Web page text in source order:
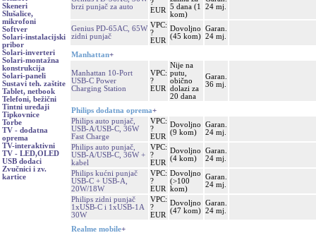
Skeneri
Slušalice,
mikrofoni
Softver
Solari-instalacijski
pribor
Solari-inverteri
Solari-montažna
konstrukcija
Solari-paneli
Sustavi teh. zaštite
Tablet, netbook
Telefoni, bežični
Tintni uređaji
Tipkovnice
Torbe
TV - dodatna
oprema
TV-interaktivni
TV - LED,OLED
USB dodaci
Zvučnici i zv.
kartice
brzi punjač za auto
?
EUR
5 dana (1
kom)
24 mj.
Genius PD-65AC, 65W
zidni punjač
VPC:
?
EUR
Dovoljno
(45 kom)
Garan.
24 mj.
Manhattan+
Manhattan 10-Port
USB-C Power
Charging Station
VPC:
?
EUR
Nije na
putu,
obično
dolazi za
20 dana
Garan.
36 mj.
Philips dodatna oprema+
Philips auto punjač,
USB-A/USB-C, 36W
Fast Charge
VPC:
?
EUR
Dovoljno
(9 kom)
Garan.
24 mj.
Philips auto punjač,
USB-A/USB-C, 36W +
kabel
VPC:
?
EUR
Dovoljno
(4 kom)
Garan.
24 mj.
Philips kućni punjač
USB-C + USB-A,
20W/18W
VPC:
?
EUR
Dovoljno
(>100
kom)
Garan.
24 mj.
Philips zidni punjač
1xUSB-C i 1xUSB-1A
30W
VPC:
?
EUR
Dovoljno
(47 kom)
Garan.
24 mj.
Realme mobile+